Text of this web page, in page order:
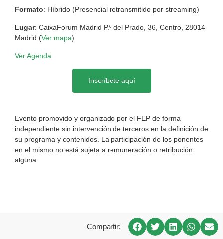
Formato: Híbrido (Presencial retransmitido por streaming)
Lugar: CaixaForum Madrid P.º del Prado, 36, Centro, 28014
Madrid (Ver mapa)
Ver Agenda
Inscríbete aquí
Evento promovido y organizado por el FEP de forma
independiente sin intervención de terceros en la definición de
su programa y contenidos. La participación de los ponentes
en el mismo no está sujeta a remuneración o retribución
alguna.
Compartir: